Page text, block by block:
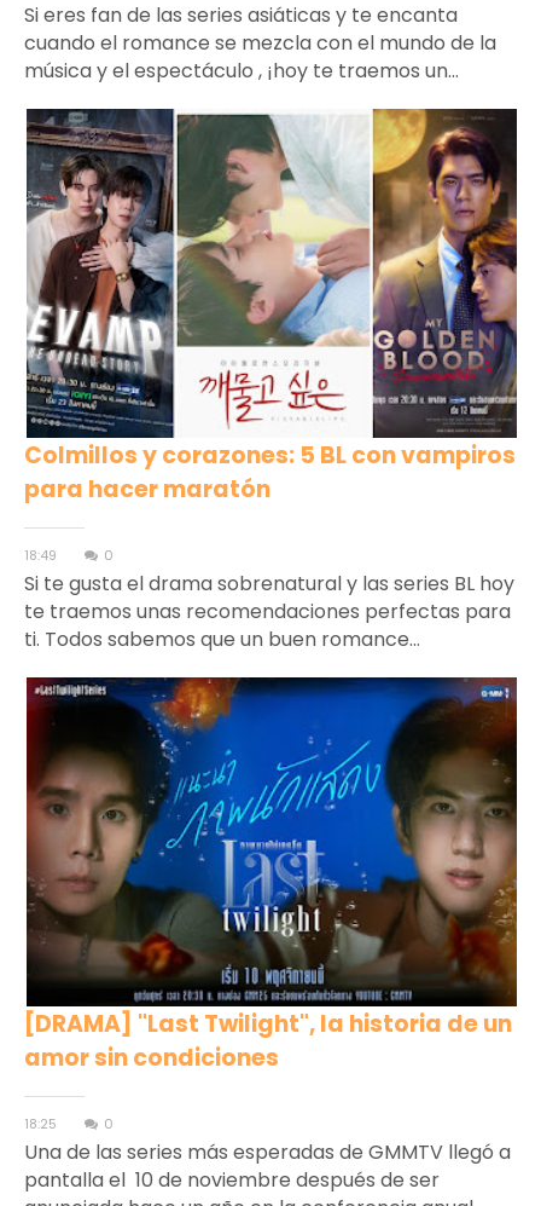
Si eres fan de las series asiáticas y te encanta
cuando el romance se mezcla con el mundo de la
música y el espectáculo , ¡hoy te traemos un...
Colmillos y corazones: 5 BL con vampiros
para hacer maratón
18:49 0
Si te gusta el drama sobrenatural y las series BL hoy
te traemos unas recomendaciones perfectas para
ti. Todos sabemos que un buen romance...
[DRAMA] "Last Twilight", la historia de un
amor sin condiciones
18:25 0
Una de las series más esperadas de GMMTV llegó a
pantalla el 10 de noviembre después de ser